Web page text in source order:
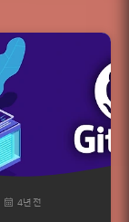
4년 전